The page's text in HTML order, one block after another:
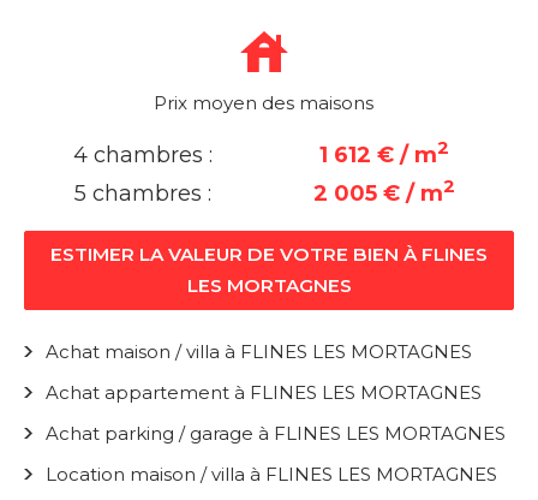
Prix moyen des maisons
4 chambres : 1 612 € / m2
5 chambres : 2 005 € / m2
ESTIMER LA VALEUR DE VOTRE BIEN À FLINES
LES MORTAGNES
Achat maison / villa à FLINES LES MORTAGNES
Achat appartement à FLINES LES MORTAGNES
Achat parking / garage à FLINES LES MORTAGNES
Location maison / villa à FLINES LES MORTAGNES